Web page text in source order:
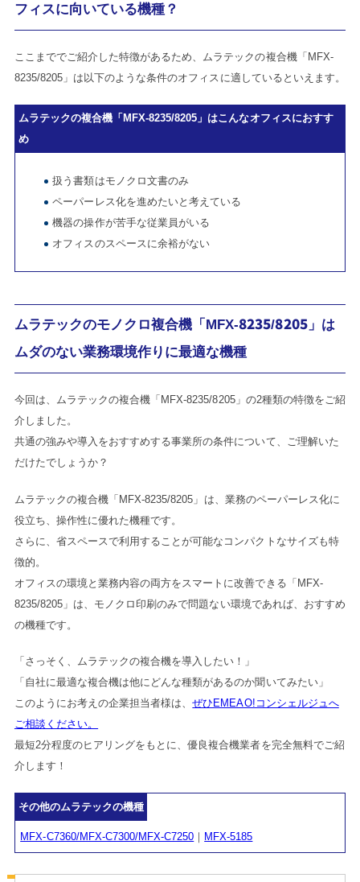
フィスに向いている機種？
ここまででご紹介した特徴があるため、ムラテックの複合機「MFX-
8235/8205」は以下のような条件のオフィスに適しているといえます。
ムラテックの複合機「MFX-8235/8205」はこんなオフィスにおすす
め
扱う書類はモノクロ文書のみ
ペーパーレス化を進めたいと考えている
機器の操作が苦手な従業員がいる
オフィスのスペースに余裕がない
ムラテックのモノクロ複合機「MFX-8235/8205」は
ムダのない業務環境作りに最適な機種
今回は、ムラテックの複合機「MFX-8235/8205」の2種類の特徴をご紹
介しました。
共通の強みや導入をおすすめする事業所の条件について、ご理解いた
だけたでしょうか？
ムラテックの複合機「MFX-8235/8205」は、業務のペーパーレス化に
役立ち、操作性に優れた機種です。
さらに、省スペースで利用することが可能なコンパクトなサイズも特
徴的。
オフィスの環境と業務内容の両方をスマートに改善できる「MFX-
8235/8205」は、モノクロ印刷のみで問題ない環境であれば、おすすめ
の機種です。
「さっそく、ムラテックの複合機を導入したい！」
「自社に最適な複合機は他にどんな種類があるのか聞いてみたい」
このようにお考えの企業担当者様は、ぜひEMEAO!コンシェルジュへ
ご相談ください。
最短2分程度のヒアリングをもとに、優良複合機業者を完全無料でご紹
介します！
その他のムラテックの機種
MFX-C7360/MFX-C7300/MFX-C7250 ｜ MFX-5185